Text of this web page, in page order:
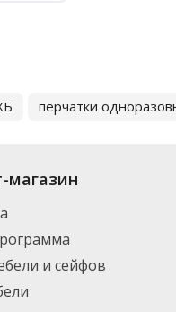
перчатки
магазин
и сейфов